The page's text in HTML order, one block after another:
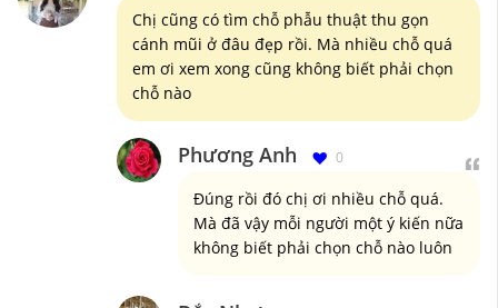
Chị cũng có tìm chỗ phẫu thuật thu gọn
cánh mũi ở đâu đẹp rồi. Mà nhiều chỗ quá
em ơi xem xong cũng không biết phải chọn
chỗ nào
Phương Anh 0
Đúng rồi đó chị ơi nhiều chỗ quá.
Mà đã vậy mỗi người một ý kiến nữa
không biết phải chọn chỗ nào luôn